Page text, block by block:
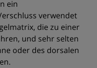
ein
verwendet
die zu einer
und sehr selten
oder des dorsalen